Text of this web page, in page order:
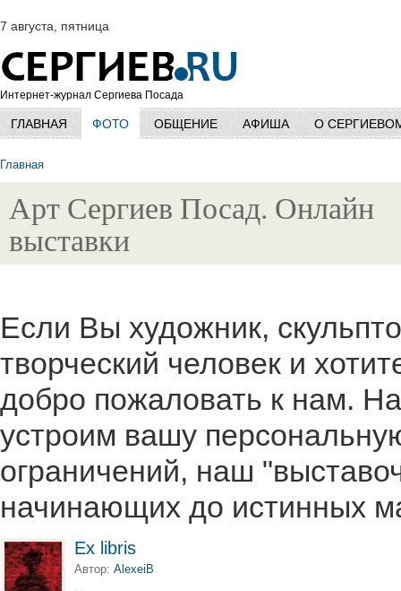
7 августа, пятница
Интернет-журнал Сергиева Посада
ГЛАВНАЯ ФОТО ОБЩЕНИЕ АФИША О
Главная
Арт Сергиев Посад. Онлайн
выставки
Если Вы художник,
творческий человек и
добро пожаловать к нам.
устроим вашу
ограничений, наш
начинающих до истинных
Ex libris
Автор: AlexeiB